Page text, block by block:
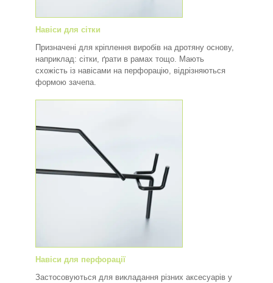
Навіси для сітки
Призначені для кріплення виробів на дротяну основу,
наприклад: сітки, ґрати в рамах тощо. Мають
схожість із навісами на перфорацію, відрізняються
формою зачепа.
Навіси для перфорації
Застосовуються для викладання різних аксесуарів у